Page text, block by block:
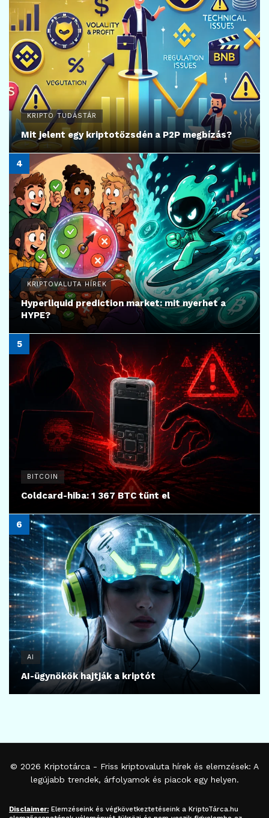
KRIPTO TUDÁSTÁR
Mit jelent egy kriptotőzsdén a P2P megbízás?
KRIPTOVALUTA HÍREK
Hyperliquid prediction market: mit nyerhet a
HYPE?
BITCOIN
Coldcard-hiba: 1 367 BTC tűnt el
AI
AI-ügynökök hajtják a kriptót
© 2026 Kriptotárca - Friss kriptovaluta hírek és elemzések: A
legújabb trendek, árfolyamok és piacok egy helyen.
Disclaimer: Elemzéseink és végkövetkeztetéseink a KriptoTárca.hu